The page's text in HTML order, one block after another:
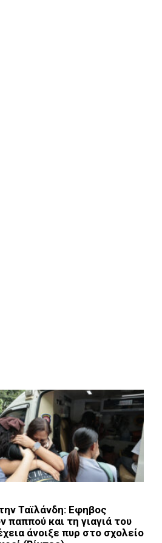
Ταϊλάνδη: Εφηβος
παππού και τη γιαγιά του
άνοιξε πυρ στο σχολείο